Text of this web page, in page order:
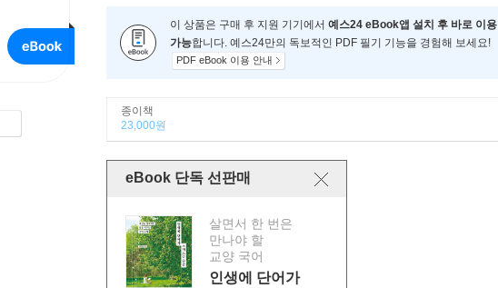
이 상품은 구매 후 지원 기기에서 예스24 eBook앱 설치 후 바로 이용
가능합니다. 예스24만의 독보적인 PDF 필기 기능을 경험해 보세요!
PDF eBook 이용 안내
종이책
23,000원
eBook 단독 선판매
살면서 한 번은
만나야 할
교양 국어
인생에 단어가